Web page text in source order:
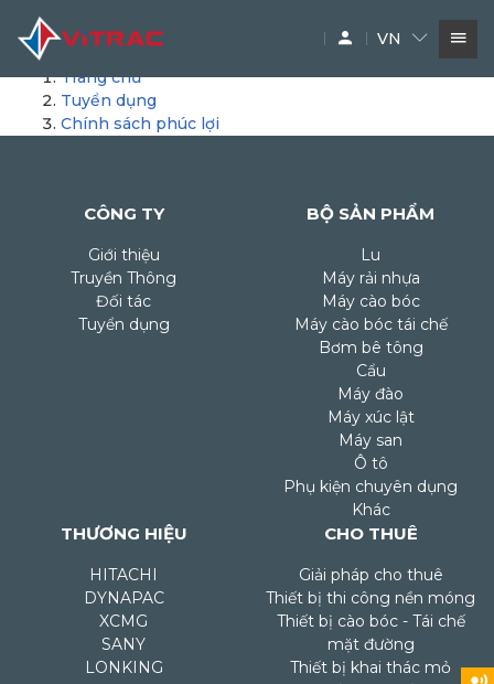
SIÊU THỊ MÁY XÂY DỰNG
DỊCH VỤ
VN
Trang chủ
Tuyển dụng
Chính sách phúc lợi
CÔNG TY
Giới thiệu
Truyền Thông
Đối tác
Tuyển dụng
BỘ SẢN PHẨM
Lu
Máy rải nhựa
Máy cào bóc
Máy cào bóc tái chế
Bơm bê tông
Cẩu
Máy đào
Máy xúc lật
Máy san
Ô tô
Phụ kiện chuyên dụng
Khác
THƯƠNG HIỆU
HITACHI
DYNAPAC
XCMG
SANY
LONKING
CHO THUÊ
Giải pháp cho thuê
Thiết bị thi công nền móng
Thiết bị cào bóc - Tái chế
mặt đường
Thiết bị khai thác mỏ